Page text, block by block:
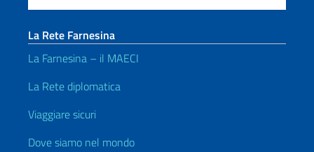
La Rete Farnesina
La Farnesina – il MAECI
La Rete diplomatica
Viaggiare sicuri
Dove siamo nel mondo